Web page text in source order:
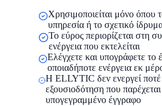
Χρησιμοποιείται μόνο όπου
υπηρεσία ή το σχετικό
Το εύρος περιορίζεται στη
ενέργεια που εκτελείται
Ελέγχετε και υπογράφετε το
οποιαδήποτε ενέργεια εκ
Η ELLYTIC δεν ενεργεί
εξουσιοδότηση που
υπογεγραμμένο έγγραφο